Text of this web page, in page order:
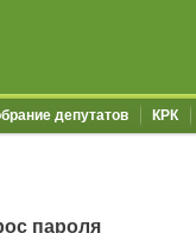
депутатов КРК
пароля